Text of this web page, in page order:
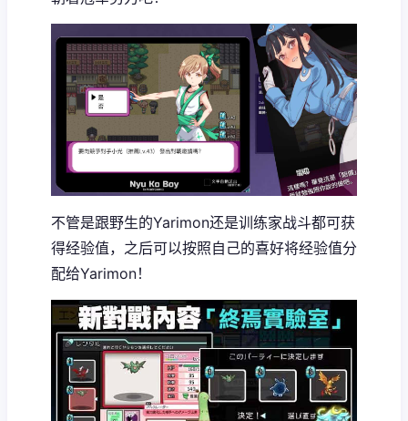
不管是跟野生的Yarimon还是训练家战斗都可获
得经验值，之后可以按照自己的喜好将经验值分
配给Yarimon！